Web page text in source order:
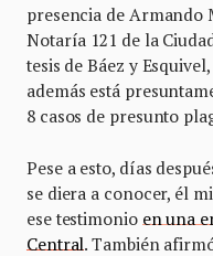
presencia de Armando
Notaría 121 de la
tesis de Báez y
además está
8 casos de presunto
Pese a esto, días
se diera a conocer, él
ese testimonio en una
Central. También